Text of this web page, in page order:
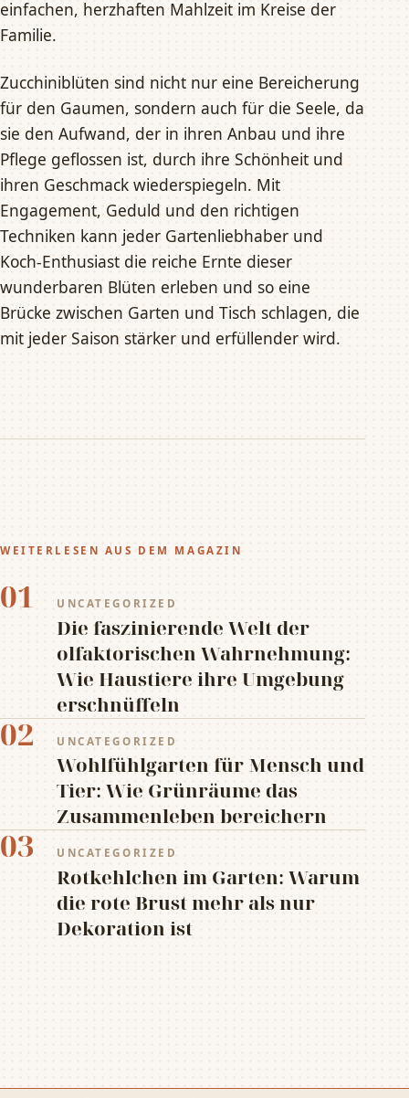
einfachen, herzhaften Mahlzeit im Kreise der
Familie.
Zucchiniblüten sind nicht nur eine Bereicherung
für den Gaumen, sondern auch für die Seele, da
sie den Aufwand, der in ihren Anbau und ihre
Pflege geflossen ist, durch ihre Schönheit und
ihren Geschmack wiederspiegeln. Mit
Engagement, Geduld und den richtigen
Techniken kann jeder Gartenliebhaber und
Koch-Enthusiast die reiche Ernte dieser
wunderbaren Blüten erleben und so eine
Brücke zwischen Garten und Tisch schlagen, die
mit jeder Saison stärker und erfüllender wird.
WEITERLESEN AUS DEM MAGAZIN
01 UNCATEGORIZED
Die faszinierende Welt der
olfaktorischen Wahrnehmung:
Wie Haustiere ihre Umgebung
erschnüffeln
02 UNCATEGORIZED
Wohlfühlgarten für Mensch und
Tier: Wie Grünräume das
Zusammenleben bereichern
03 UNCATEGORIZED
Rotkehlchen im Garten: Warum
die rote Brust mehr als nur
Dekoration ist